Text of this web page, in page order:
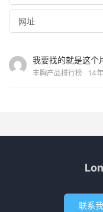
我要找的就是这个
丰胸产品排行榜 14
联系我